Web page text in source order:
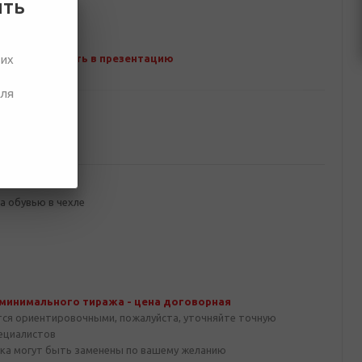
Добавить в презентацию
обувью в чехле
тиража - цена договорная
ориентировочными, пожалуйста, уточняйте точную
могут быть заменены по вашему желанию